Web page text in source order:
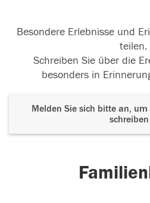
Besondere Erlebnisse und
teilen.
Schreiben Sie über die
besonders in
Melden Sie sich bitte an,
schreiben